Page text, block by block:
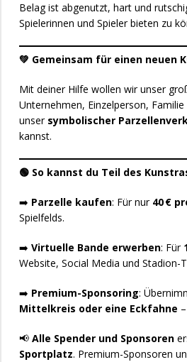
Belag ist abgenutzt, hart und
Spielerinnen und Spieler bieten zu
💚 Gemeinsam für einen neuen
Mit deiner Hilfe wollen wir unser
Unternehmen, Einzelperson,
unser symbolischer
kannst.
🟢 So kannst du Teil des
➡️ Parzelle kaufen: Für nur 40 €
Spielfelds.
➡️ Virtuelle Bande erwerben: Für
Website, Social Media und Stadion-
➡️ Premium-Sponsoring:
Mittelkreis oder eine Eckfahne
📢 Alle Spender und Sponsoren
Sportplatz. Premium-Sponsoren